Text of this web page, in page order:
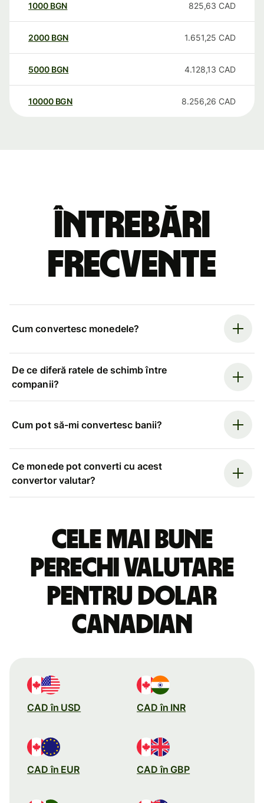
1000 BGN 825,63 CAD
2000 BGN 1.651,25 CAD
5000 BGN 4.128,13 CAD
10000 BGN 8.256,26 CAD
Întrebări
frecvente
Cum convertesc monedele?
De ce diferă ratele de schimb între
companii?
Cum pot să-mi convertesc banii?
Ce monede pot converti cu acest
convertor valutar?
Cele mai bune
perechi valutare
pentru dolar
canadian
CAD în USD CAD în INR
CAD în EUR CAD în GBP